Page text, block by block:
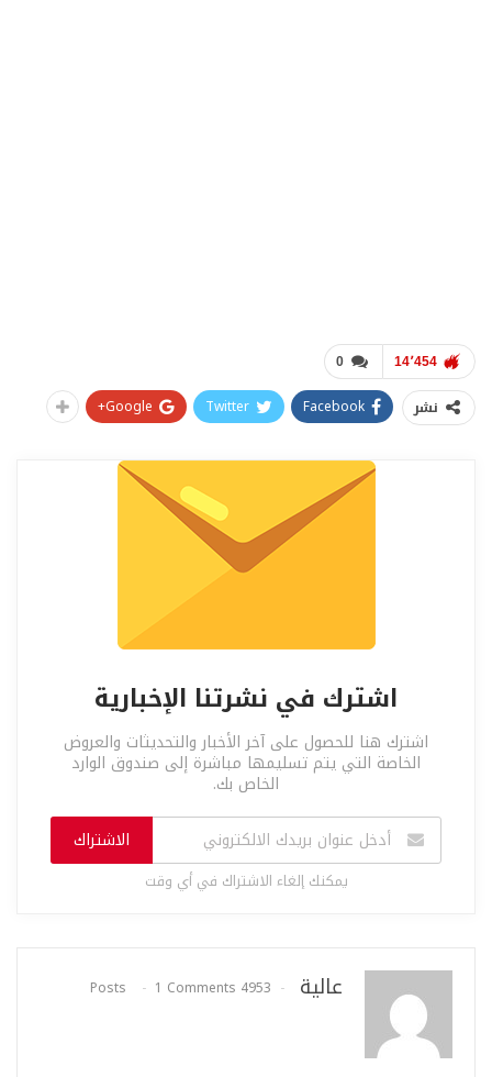
0 14٬454
نشر Facebook
Twitter
Google+
اشترك في نشرتنا الإخبارية
اشترك هنا للحصول على آخر الأخبار والتحديثات والعروض
الخاصة التي يتم تسليمها مباشرة إلى صندوق الوارد
الخاص بك.
الاشتراك
يمكنك إلغاء الاشتراك في أي وقت
عالية 4953 Posts
1 Comments